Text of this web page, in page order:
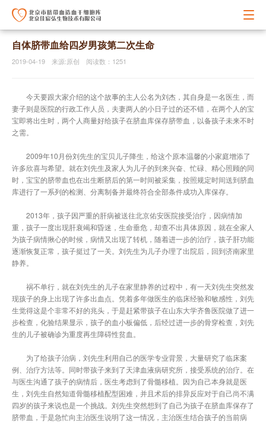
自体脐带血给四岁男孩第二次生命
2019-04-19 来源:原创 阅读数：1251
今天要跟大家介绍的这个故事的主人公名为刘杰，其自身是一名医生，而
妻子则是医院的行政工作人员，夫妻两人的小日子过的还不错，在两个人的宝
宝即将出生时，两个人商量好给孩子在脐血库保存脐带血，以备孩子未来不时
之需。
2009年10月份刘先生的宝贝儿子降生，给这个原本温馨的小家庭增添了
许多欣喜与希望。就在刘先生及家人为儿子的到来兴奋、忙碌、精心照顾的同
时，宝宝的脐带血也在出生断脐后的第一时间被采集，按照规定时间送到脐血
库进行了一系列的检测、分离制备并最终符合全部条件成功入库保存。
2013年，孩子因严重的肝病被送往北京佑安医院接受治疗，因病情加
重，孩子一度出现肝衰竭和昏迷，生命垂危，却查不出具体原因，就在全家人
为孩子病情揪心的时候，病情又出现了转机，随着进一步的治疗，孩子肝功能
逐渐恢复正常，孩子挺过了一关。刘先生为儿子办理了出院后，回到济南家里
静养。
祸不单行，就在刘先生的儿子在家里静养的过程中，有一天刘先生突然发
现孩子的身上出现了许多出血点。凭着多年做医生的临床经验和敏感性，刘先
生觉得这是个非常不好的兆头，于是赶紧带孩子在山东大学齐鲁医院做了进一
步检查，化验结果显示，孩子的血小板偏低，后经过进一步的骨穿检查，刘先
生的儿子被确诊为重度再生障碍性贫血。
为了给孩子治病，刘先生利用自己的医学专业背景，大量研究了临床案
例、治疗方法等。同时带孩子来到了天津血液病研究所，接受系统的治疗。在
与医生沟通了孩子的病情后，医生考虑到了骨髓移植。因为自己本身就是医
生，刘先生自然知道骨髓移植配型困难，并且术后的排异反应对于自己尚不满
四岁的孩子来说也是一个挑战。刘先生突然想到了自己为孩子在脐血库保存了
脐带血，于是急忙向主治医生说明了这一情况，主治医生结合孩子的当前病